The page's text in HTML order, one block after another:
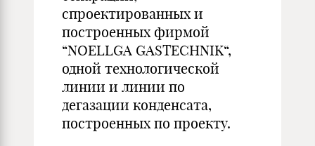
спроектированных и
построенных фирмой
“NOELLGA GASTECHNIK“,
одной технологической
линии и линии по
дегазации конденсата,
построенных по проекту.